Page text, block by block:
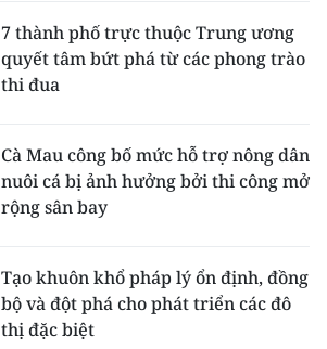
7 thành phố trực thuộc Trung ương
quyết tâm bứt phá từ các phong trào
thi đua
Cà Mau công bố mức hỗ trợ nông dân
nuôi cá bị ảnh hưởng bởi thi công mở
rộng sân bay
Tạo khuôn khổ pháp lý ổn định, đồng
bộ và đột phá cho phát triển các đô
thị đặc biệt